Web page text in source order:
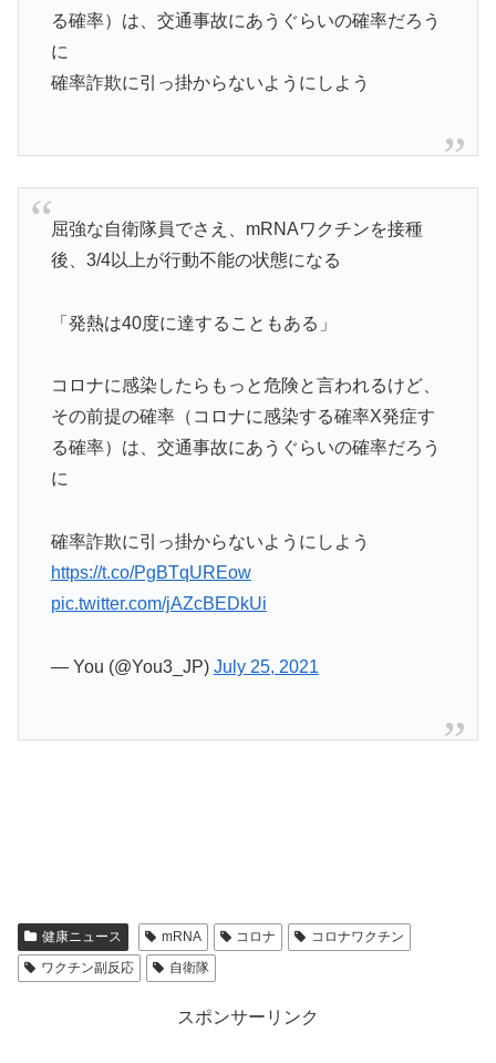
る確率）は、交通事故にあうぐらいの確率だろう
に
確率詐欺に引っ掛からないようにしよう
屈強な自衛隊員でさえ、mRNAワクチンを接種
後、3/4以上が行動不能の状態になる
「発熱は40度に達することもある」
コロナに感染したらもっと危険と言われるけど、
その前提の確率（コロナに感染する確率X発症す
る確率）は、交通事故にあうぐらいの確率だろう
に
確率詐欺に引っ掛からないようにしよう
https://t.co/PgBTqUREow
pic.twitter.com/jAZcBEDkUi
— You (@You3_JP) July 25, 2021
健康ニュース mRNA コロナ
コロナワクチン
ワクチン副反応
自衛隊
スポンサーリンク